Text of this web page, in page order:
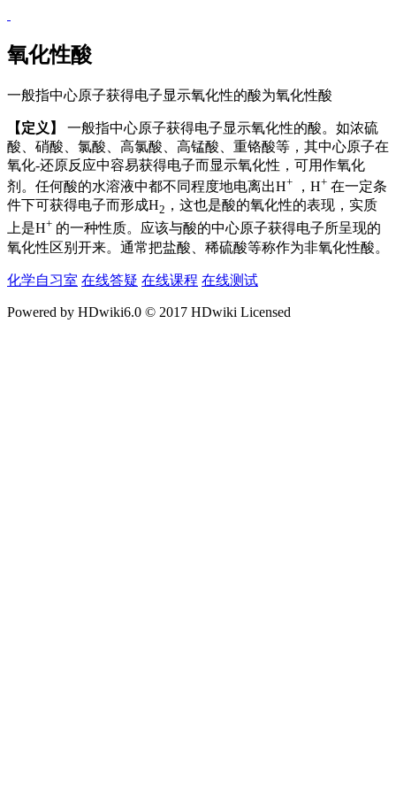
氧化性酸
一般指中心原子获得电子显示氧化性的酸为氧化性酸
【定义】
一般指中心原子获得电子显示氧化性的酸。如浓硫
酸、硝酸、氯酸、高氯酸、高锰酸、重铬酸等，其中心原子在
氧化-还原反应中容易获得电子而显示氧化性，可用作氧化
剂。任何酸的水溶液中都不同程度地电离出H+ ，H+ 在一定条
件下可获得电子而形成H2 ，这也是酸的氧化性的表现，实质
上是H+ 的一种性质。应该与酸的中心原子获得电子所呈现的
氧化性区别开来。通常把盐酸、稀硫酸等称作为非氧化性酸。
化学自习室 在线答疑 在线课程 在线测试
Powered by HDwiki6.0 © 2017 HDwiki Licensed